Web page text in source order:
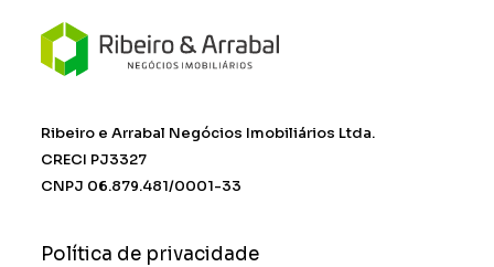
Ribeiro e Arrabal Negócios Imobiliários Ltda.
CRECI PJ3327
CNPJ 06.879.481/0001-33
Política de privacidade